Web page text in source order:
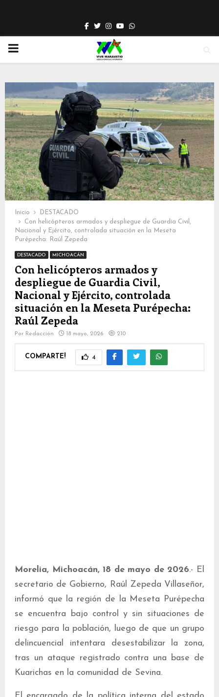
Facebook
TwitterInstagram
YoutubeWhatsapp
PRIMARY
Inicio
DESTACADO
Con helicópteros armados y despliegue de Guardia Civil,
Nacional y Ejército, controlada situación en la Meseta
Purépecha: Raúl Zepeda
DESTACADO MICHOACÁN
Con helicópteros armados y
despliegue de Guardia Civil,
Nacional y Ejército, controlada
situación en la Meseta Purépecha:
Raúl Zepeda
Por Redacción 18 mayo, 2026 210
COMPARTE! 4
Morelia, Michoacán, 18 de mayo de 2026.- El
secretario de Gobierno, Raúl Zepeda Villaseñor,
informó que la región de la Meseta Purépecha
se encuentra bajo control y sin situaciones de
riesgo para la población, luego de que un grupo
delincuencial intentara desestabilizar la zona,
tras un ataque registrado contra una base de
Kuarichas en la comunidad de Sevina.